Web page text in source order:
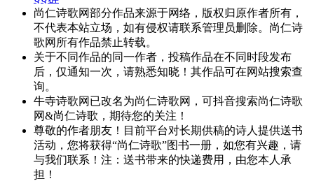
尚仁诗歌网部分作品来源于网络，版权归原作者所有，
不代表本站立场，如有侵权请联系管理员删除。尚仁诗
歌网所有作品禁止转载。
关于不同作品的同一作者，投稿作品在不同时段发布
后，仅通知一次，请熟悉知晓！其作品可在网站搜索查
询。
牛寺诗歌网已改名为尚仁诗歌网，可抖音搜索尚仁诗歌
网&尚仁诗歌，期待您的关注！
尊敬的作者朋友！目前平台对长期供稿的诗人提供送书
活动，您将获得“尚仁诗歌”图书一册，如您有兴趣，请
与我们联系！注：送书带来的快递费用，由您本人承
担！